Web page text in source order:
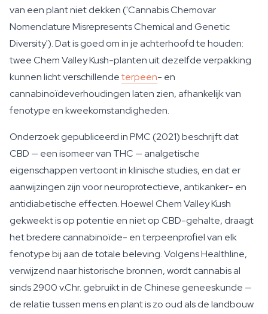
van een plant niet dekken ('Cannabis Chemovar
Nomenclature Misrepresents Chemical and Genetic
Diversity'). Dat is goed om in je achterhoofd te houden:
twee Chem Valley Kush-planten uit dezelfde verpakking
kunnen licht verschillendeterpeen- en
cannabinoïdeverhoudingen laten zien, afhankelijk van
fenotype en kweekomstandigheden.
Onderzoek gepubliceerd in PMC (2021) beschrijft dat
CBD — een isomeer van THC — analgetische
eigenschappen vertoont in klinische studies, en dat er
aanwijzingen zijn voor neuroprotectieve, antikanker- en
antidiabetische effecten. Hoewel Chem Valley Kush
gekweekt is op potentie en niet op CBD-gehalte, draagt
het bredere cannabinoïde- en terpeenprofiel van elk
fenotype bij aan de totale beleving. Volgens Healthline,
verwijzend naar historische bronnen, wordt cannabis al
sinds 2900 v.Chr. gebruikt in de Chinese geneeskunde —
de relatie tussen mens en plant is zo oud als de landbouw